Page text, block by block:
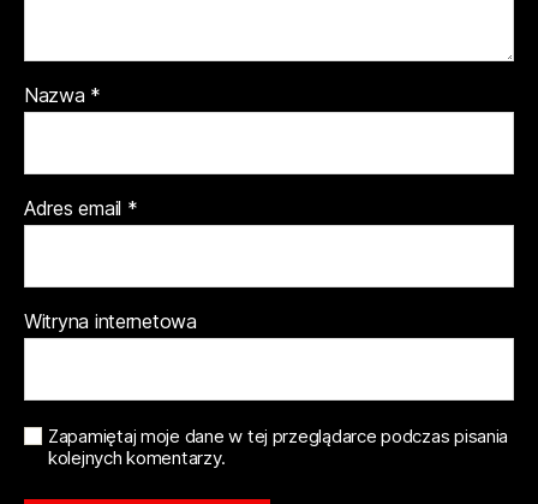
Nazwa *
Adres email *
Witryna internetowa
Zapamiętaj moje dane w tej przeglądarce podczas pisania
kolejnych komentarzy.